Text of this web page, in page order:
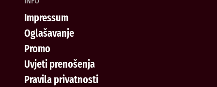
Impressum
Oglašavanje
Promo
Uvjeti prenošenja
Pravila privatnosti